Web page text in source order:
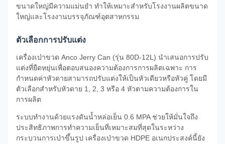
ขนาดใหญ่มีความแม่นยำ ทำให้เหมาะสำหรับโรงงานผลิตขนาด
ใหญ่และโรงงานบรรจุภัณฑ์อุตสาหกรรม
ตัวเลือกการปรับแต่ง
เครื่องเป่าขวด Anco Jerry Can (รุ่น 80D-12L) นำเสนอการปรับ
แต่งที่ยืดหยุ่นเพื่อตอบสนองความต้องการการผลิตเฉพาะ การ
กำหนดค่าหัวดายสามารถปรับแต่งให้เป็นหัวเดียวหรือหัวคู่ โดยมี
ตัวเลือกสำหรับหัวดาย 1, 2, 3 หรือ 4 หัวตามความต้องการใน
การผลิต
ระบบทำงานด้วยแรงดันน้ำหล่อเย็น 0.6 MPA ช่วยให้มั่นใจถึง
ประสิทธิภาพการทำความเย็นที่เหมาะสมที่สุดในระหว่าง
กระบวนการเป่าขึ้นรูป เครื่องเป่าขวด HDPE อเนกประสงค์นี้ยัง